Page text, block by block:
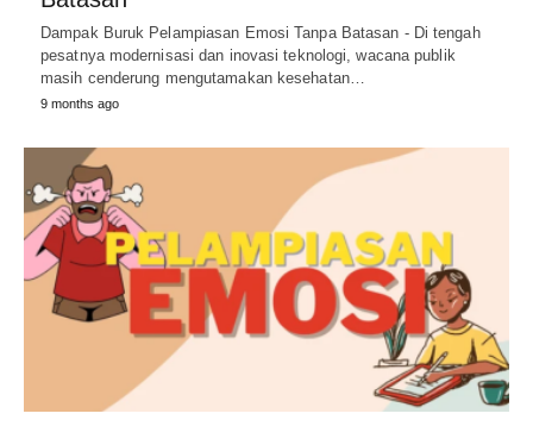
Dampak Buruk Pelampiasan Emosi Tanpa Batasan - Di tengah
pesatnya modernisasi dan inovasi teknologi, wacana publik
masih cenderung mengutamakan kesehatan…
9 months ago